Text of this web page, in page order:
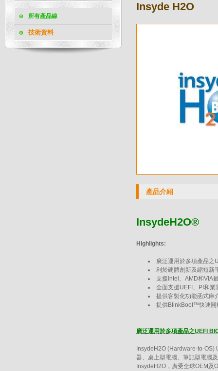
所有產品線
技術資料
Insyde H2O
產品介紹
InsydeH2O®
Highlights:
廣泛運用於多項產品之
利於硬體創新及縮短新
支援Intel、AMD和VIA
全面支援UEFI、PI和業
提供客製化功能函式庫
提供BlinkBoot™快速開
廣泛運用於多項產品之UEFI
InsydeH2O (Hardware-to-OS)
器、桌上型電腦、筆記型電腦
InsydeH2O，廣受全球OEM